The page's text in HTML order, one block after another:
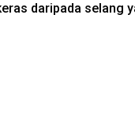
daripada selang